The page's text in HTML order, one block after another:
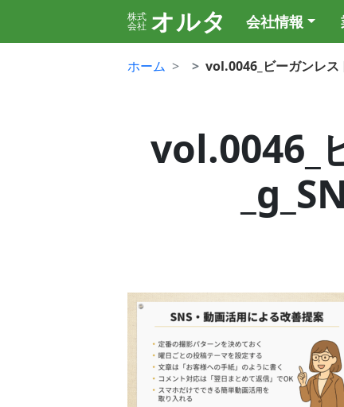
株式
会社 オルタ 会社情報
ホーム vol.0046_ビーガンレス
vol.0046_